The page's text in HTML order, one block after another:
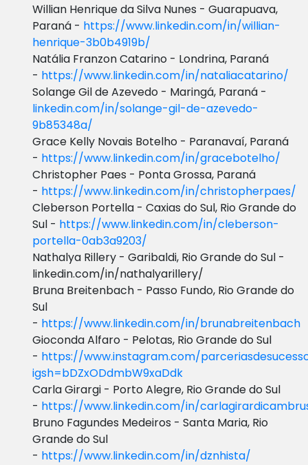
Willian Henrique da Silva Nunes - Guarapuava,
Paraná - https://www.linkedin.com/in/willian-
henrique-3b0b4919b/
Natália Franzon Catarino - Londrina, Paraná
- https://www.linkedin.com/in/nataliacatarino/
Solange Gil de Azevedo - Maringá, Paraná -
linkedin.com/in/solange-gil-de-azevedo-
9b85348a/
Grace Kelly Novais Botelho - Paranavaí, Paraná
- https://www.linkedin.com/in/gracebotelho/
Christopher Paes - Ponta Grossa, Paraná
- https://www.linkedin.com/in/christopherpaes/
Cleberson Portella - Caxias do Sul, Rio Grande do
Sul - https://www.linkedin.com/in/cleberson-
portella-0ab3a9203/
Nathalya Rillery - Garibaldi, Rio Grande do Sul -
linkedin.com/in/nathalyarillery/
Bruna Breitenbach - Passo Fundo, Rio Grande do
Sul
- https://www.linkedin.com/in/brunabreitenbach
Gioconda Alfaro - Pelotas, Rio Grande do Sul
- https://www.instagram.com/
igsh=bDZxODdmbW9xaDdk
Carla Girargi - Porto Alegre, Rio Grande do Sul
- https://www.linkedin.com/in/
Bruno Fagundes Medeiros - Santa Maria, Rio
Grande do Sul
- https://www.linkedin.com/in/dznhista/